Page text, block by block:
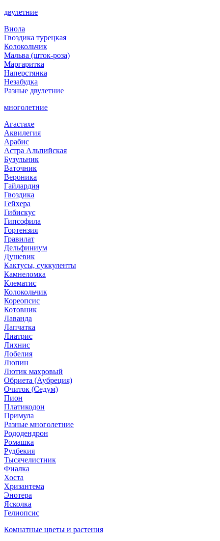
двулетние
Виола
Гвоздика турецкая
Колокольчик
Мальва (шток-роза)
Маргаритка
Наперстянка
Незабудка
Разные двулетние
многолетние
Агастахе
Аквилегия
Арабис
Астра Альпийская
Бузульник
Ваточник
Вероника
Гайлардия
Гвоздика
Гейхера
Гибискус
Гипсофила
Гортензия
Гравилат
Дельфиниум
Душевик
Кактусы, суккуленты
Камнеломка
Клематис
Колокольчик
Кореопсис
Котовник
Лаванда
Лапчатка
Лиатрис
Лихнис
Лобелия
Люпин
Лютик махровый
Обриета (Аубреция)
Очиток (Седум)
Пион
Платикодон
Примула
Разные многолетние
Рододендрон
Ромашка
Рудбекия
Тысячелистник
Фиалка
Хоста
Хризантема
Энотера
Ясколка
Гелиопсис
Комнатные цветы и растения